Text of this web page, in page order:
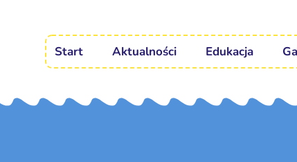
Start Aktualności Edukacja